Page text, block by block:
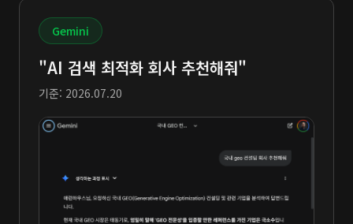
Gemini
"AI 검색 최적화 회사 추천해줘"
기준: 2026.07.20